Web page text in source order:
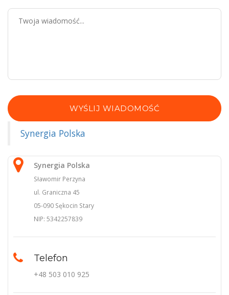
WYŚLIJ WIADOMOŚĆ
Synergia Polska
Synergia Polska
Sławomir Perzyna
ul. Graniczna 45
05-090 Sękocin Stary
NIP: 5342257839
Telefon
+48 503 010 925